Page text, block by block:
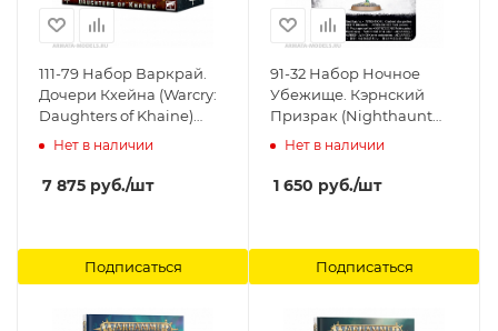
111-79 Набор Варкрай.
Дочери Кхейна (Warcry:
Daughters of Khaine)
Games Workshop
Нет в наличии
7 875 руб./шт
Подписаться
91-32 Набор Ночное
Убежище. Кэрнский
Призрак (Nighthaunt
Cairn Wraith) Games
Нет в наличии
1 650 руб./шт
Подписаться